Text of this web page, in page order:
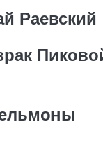
Раевский